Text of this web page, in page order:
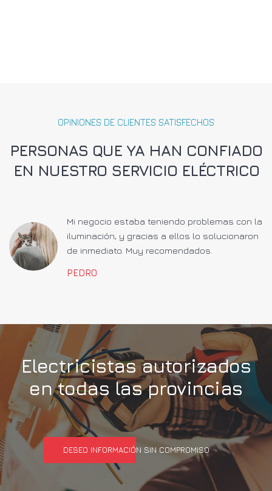
OPINIONES DE CLIENTES SATISFECHOS
PERSONAS QUE YA HAN CONFIADO
EN NUESTRO SERVICIO ELÉCTRICO
Mi negocio estaba teniendo problemas con la
iluminación, y gracias a ellos lo solucionaron
de inmediato. Muy recomendados.
PEDRO
Electricistas autorizados
en todas las provincias
DESEO INFORMACIÓN SIN COMPROMISO